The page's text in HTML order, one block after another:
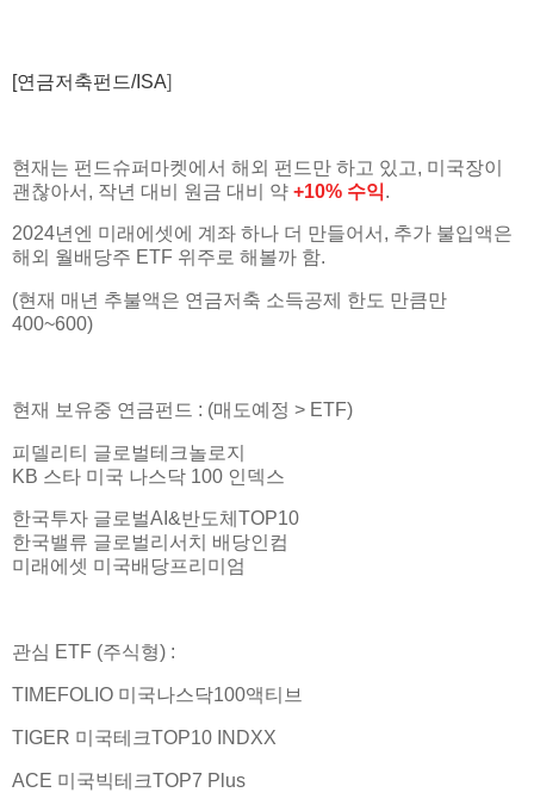
[연금저축펀드/ISA]
현재는 펀드슈퍼마켓에서 해외 펀드만 하고 있고, 미국장이
괜찮아서, 작년 대비 원금 대비 약 +10% 수익.
2024년엔 미래에셋에 계좌 하나 더 만들어서, 추가 불입액은
해외 월배당주 ETF 위주로 해볼까 함.
(현재 매년 추불액은 연금저축 소득공제 한도 만큼만
400~600)
현재 보유중 연금펀드 : (매도예정 > ETF)
피델리티 글로벌테크놀로지
KB 스타 미국 나스닥 100 인덱스
한국투자 글로벌AI&반도체TOP10
한국밸류 글로벌리서치 배당인컴
미래에셋 미국배당프리미엄
관심 ETF (주식형) :
TIMEFOLIO 미국나스닥100액티브
TIGER 미국테크TOP10 INDXX
ACE 미국빅테크TOP7 Plus